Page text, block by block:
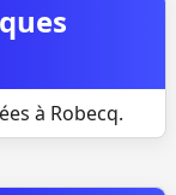
à Robecq.